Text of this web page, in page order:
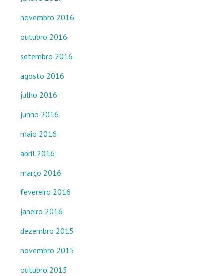
novembro 2016
outubro 2016
setembro 2016
agosto 2016
julho 2016
junho 2016
maio 2016
abril 2016
março 2016
fevereiro 2016
janeiro 2016
dezembro 2015
novembro 2015
outubro 2015